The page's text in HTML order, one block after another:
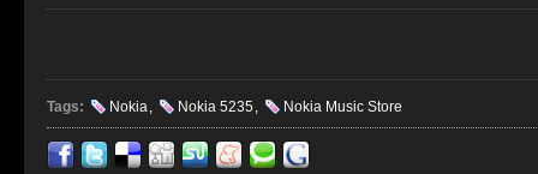
Tags: Nokia, Nokia 5235 , Nokia Music Store